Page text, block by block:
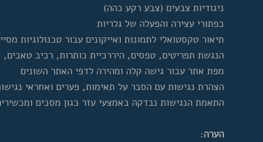
ניגודיות צבעים (צבע רקע כהה)
כפתורי עצירה והפעלה של גלריות
תיאור טקסטואלי לתמונות ואייקונים עבור טכנולוגיות
הנגשת תפריטים, טפסים, היררכיית כותרות, רכיב טאבים,
מפת אתר עבור גישה קלה ומהירה לדפי האתר השונים
הצהרת נגישות עם הסבר על תאימות, פערים ואחראי
התאמת הנגישות נבדקה באמצעי עזר כגון מסכים
הערה: